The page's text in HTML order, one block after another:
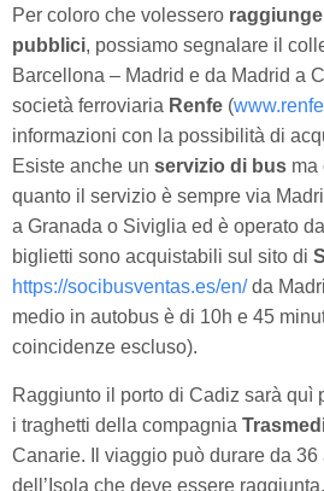
Per coloro che volessero
pubblici, possiamo segnalare il
Barcellona – Madrid e da Madrid a
società ferroviaria Renfe (
informazioni con la possibilità di
Esiste anche un servizio di bus ma
quanto il servizio è sempre via
a Granada o Siviglia ed è operato
biglietti sono acquistabili sul sito di
https://socibusventas.es/en/da
medio in autobus è di 10h e 45
coincidenze escluso).
Raggiunto il porto di Cadiz sarà quì
i traghetti della compagnia
Canarie. Il viaggio può durare da
dell’Isola che deve essere